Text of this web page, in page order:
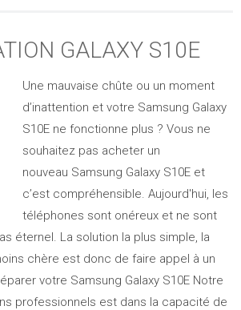
GALAXY S10E
Une mauvaise chûte ou un moment
d’inattention et votre Samsung Galaxy
S10E ne fonctionne plus ? Vous ne
souhaitez pas acheter un
nouveau Samsung Galaxy S10E et
c’est compréhensible. Aujourd'hui, les
téléphones sont onéreux et ne sont
éternel. La solution la plus simple, la
chère est donc de faire appel à un
votre Samsung Galaxy S10E Notre
professionnels est dans la capacité de